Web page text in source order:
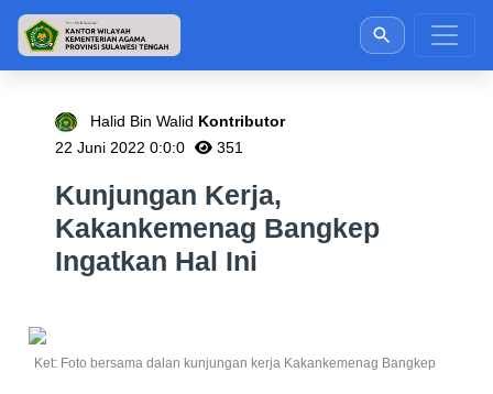
Halid Bin Walid Kontributor
22 Juni 2022 0:0:0
351
Kunjungan Kerja,
Kakankemenag Bangkep
Ingatkan Hal Ini
Ket: Foto bersama dalan kunjungan kerja Kakankemenag Bangkep